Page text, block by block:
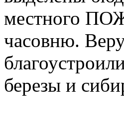
местного
часовню.
березы и